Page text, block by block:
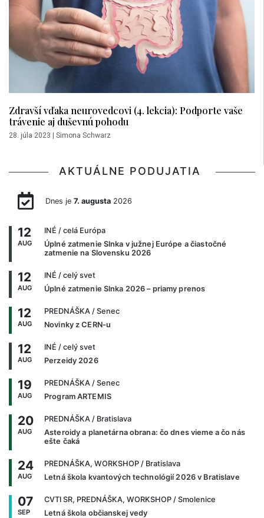
Zdravší vďaka neurovedcovi (4. lekcia): Podporte vaše
trávenie aj duševnú pohodu
28. júla 2023 Simona Schwarz
AKTUÁLNE PODUJATIA
Dnes je 7. augusta2026
12
AUG
INÉ / celá Európa
Úplné zatmenie Slnka v južnej Európe a čiastočné
zatmenie na Slovensku 2026
12
AUG
INÉ / celý svet
Úplné zatmenie Slnka 2026 – priamy prenos
12
AUG
PREDNÁŠKA / Senec
Novinky z CERN-u
12
AUG
INÉ / celý svet
Perzeidy 2026
19
AUG
PREDNÁŠKA / Senec
Program ARTEMIS
20
AUG
PREDNÁŠKA / Bratislava
Asteroidy a planetárna obrana: čo dnes vieme a čo nás
ešte čaká
24
AUG
PREDNÁŠKA, WORKSHOP / Bratislava
Letná škola kvantových technológií 2026 v Bratislave
07
SEP
CVTI SR, PREDNÁŠKA, WORKSHOP / Smolenice
Letná škola občianskej vedy